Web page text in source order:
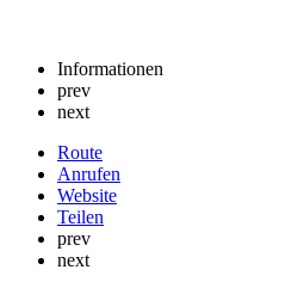
Informationen
prev
next
Route
Anrufen
Website
Teilen
prev
next